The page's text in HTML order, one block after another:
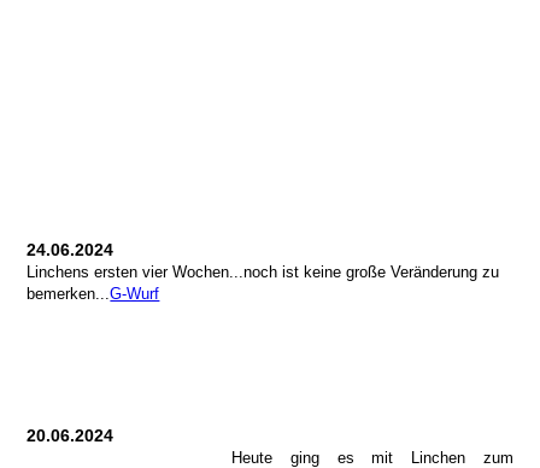
24.06.2024
Linchens ersten vier Wochen...noch ist keine große Veränderung zu
bemerken...G-Wurf
20.06.2024
Heute ging es mit Linchen zum